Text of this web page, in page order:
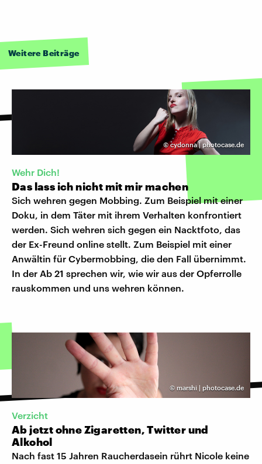
Weitere Beiträge
©cydonna | photocase.de
Wehr Dich!
Das lass ich nicht mit mir machen
Sich wehren gegen Mobbing. Zum Beispiel mit einer
Doku, in dem Täter mit ihrem Verhalten konfrontiert
werden. Sich wehren sich gegen ein Nacktfoto, das
der Ex-Freund online stellt. Zum Beispiel mit einer
Anwältin für Cybermobbing, die den Fall übernimmt.
In der Ab 21 sprechen wir, wie wir aus der Opferrolle
rauskommen und uns wehren können.
© marshi | photocase.de
Verzicht
Ab jetzt ohne Zigaretten, Twitter und
Alkohol
Nach fast 15 Jahren Raucherdasein rührt Nicole keine